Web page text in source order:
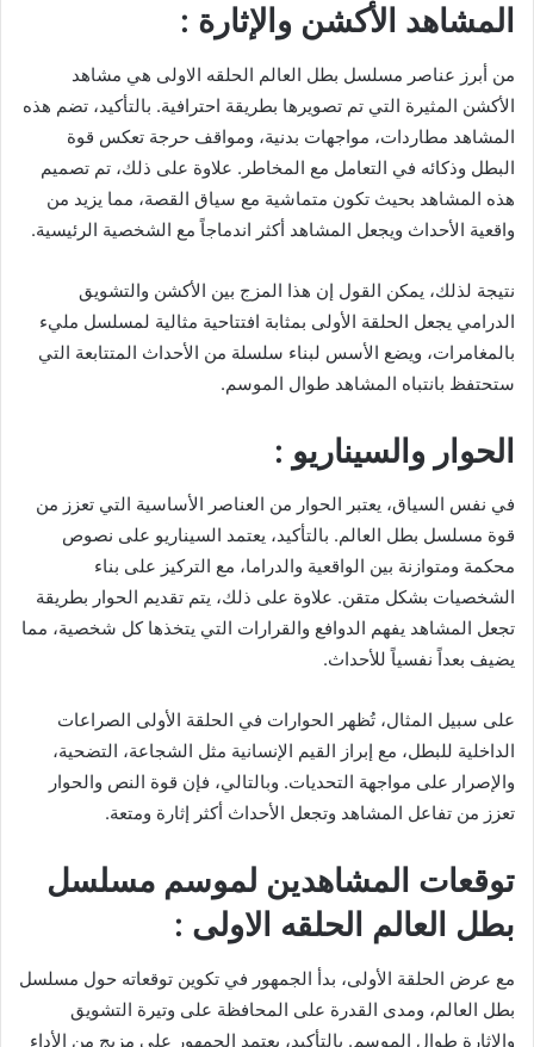
المشاهد الأكشن والإثارة :
من أبرز عناصر مسلسل بطل العالم الحلقه الاولى هي مشاهد
الأكشن المثيرة التي تم تصويرها بطريقة احترافية. بالتأكيد، تضم هذه
المشاهد مطاردات، مواجهات بدنية، ومواقف حرجة تعكس قوة
البطل وذكائه في التعامل مع المخاطر. علاوة على ذلك، تم تصميم
هذه المشاهد بحيث تكون متماشية مع سياق القصة، مما يزيد من
واقعية الأحداث ويجعل المشاهد أكثر اندماجاً مع الشخصية الرئيسية.
نتيجة لذلك، يمكن القول إن هذا المزج بين الأكشن والتشويق
الدرامي يجعل الحلقة الأولى بمثابة افتتاحية مثالية لمسلسل مليء
بالمغامرات، ويضع الأسس لبناء سلسلة من الأحداث المتتابعة التي
ستحتفظ بانتباه المشاهد طوال الموسم.
الحوار والسيناريو :
في نفس السياق، يعتبر الحوار من العناصر الأساسية التي تعزز من
قوة مسلسل بطل العالم. بالتأكيد، يعتمد السيناريو على نصوص
محكمة ومتوازنة بين الواقعية والدراما، مع التركيز على بناء
الشخصيات بشكل متقن. علاوة على ذلك، يتم تقديم الحوار بطريقة
تجعل المشاهد يفهم الدوافع والقرارات التي يتخذها كل شخصية، مما
يضيف بعداً نفسياً للأحداث.
على سبيل المثال، تُظهر الحوارات في الحلقة الأولى الصراعات
الداخلية للبطل، مع إبراز القيم الإنسانية مثل الشجاعة، التضحية،
والإصرار على مواجهة التحديات. وبالتالي، فإن قوة النص والحوار
تعزز من تفاعل المشاهد وتجعل الأحداث أكثر إثارة ومتعة.
توقعات المشاهدين لموسم مسلسل
بطل العالم الحلقه الاولى :
مع عرض الحلقة الأولى، بدأ الجمهور في تكوين توقعاته حول مسلسل
بطل العالم، ومدى القدرة على المحافظة على وتيرة التشويق
والإثارة طوال الموسم. بالتأكيد، يعتمد الجمهور على مزيج من الأداء